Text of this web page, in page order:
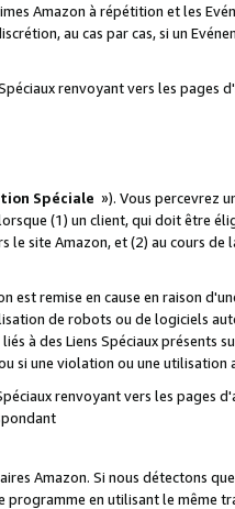
Amazon à répétition et les
au cas par cas, si un
renvoyant vers les pages
Spéciale »). Vous percevrez
(1) un client, qui doit être
site Amazon, et (2) au cours de
est remise en cause en raison
de robots ou de logiciels
à des Liens Spéciaux présents
si une violation ou une utilisation
renvoyant vers les pages
Amazon. Si nous détectons
en utilisant le même